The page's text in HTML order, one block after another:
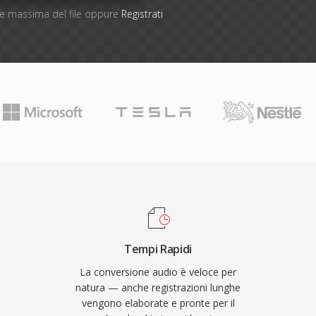
massima del file oppure Registrati
Tempi Rapidi
La conversione audio è veloce per
natura — anche registrazioni lunghe
vengono elaborate e pronte per il